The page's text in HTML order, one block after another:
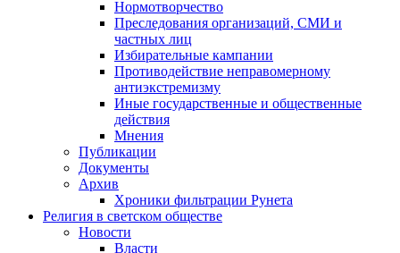
Нормотворчество
Преследования организаций, СМИ и
частных лиц
Избирательные кампании
Противодействие неправомерному
антиэкстремизму
Иные государственные и общественные
действия
Мнения
Публикации
Документы
Архив
Хроники фильтрации Рунета
Религия в светском обществе
Новости
Власти